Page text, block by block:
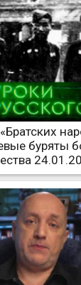
буряты